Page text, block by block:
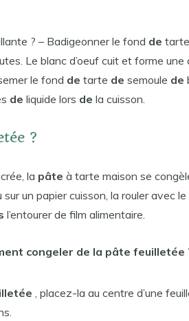
? – Badigeonner le fond de
Le blanc d’oeuf cuit et forme une
le fond de tarte de semoule de
de liquide lors de la cuisson.
?
la pâte à tarte maison se
un papier cuisson, la rouler avec
l’entourer de film alimentaire.
congeler de la pâte feuilletée
, placez-la au centre d’une